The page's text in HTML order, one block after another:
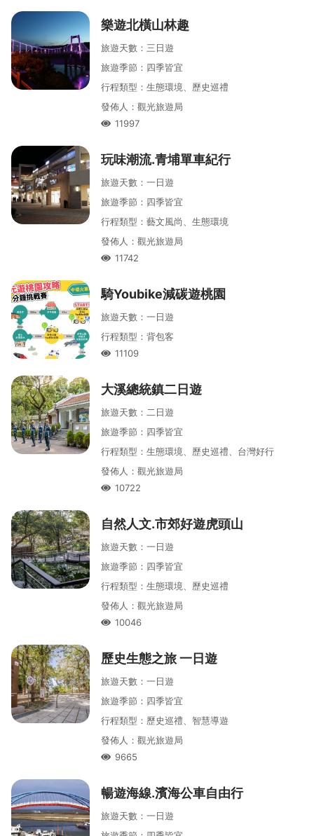
樂遊北橫山林趣
旅遊天數 ： 三日遊
旅遊季節 ： 四季皆宜
行程類型 ： 生態環境、歷史巡禮
發佈人 ： 觀光旅遊局
人氣11997
玩味潮流․青埔單車紀行
旅遊天數 ： 一日遊
旅遊季節 ： 四季皆宜
行程類型 ： 藝文風尚、生態環境
發佈人 ： 觀光旅遊局
人氣11742
騎Youbike減碳遊桃園
旅遊天數 ： 一日遊
行程類型 ： 背包客
人氣11109
大溪總統鎮二日遊
旅遊天數 ： 二 日遊
旅遊季節 ： 四季皆宜
行程類型 ： 生態環境、歷史巡禮、台灣好行
發佈人 ： 觀光旅遊局
人氣10722
自然人文․市郊好遊虎頭山
旅遊天數 ： 一日遊
旅遊季節 ： 四季皆宜
行程類型 ： 生態環境、歷史巡禮
發佈人 ： 觀光旅遊局
人氣10046
歷史生態之旅 一日遊
旅遊天數 ： 一日遊
旅遊季節 ： 四季皆宜
行程類型 ： 歷史巡禮、智慧導遊
發佈人 ： 觀光旅遊局
人氣9665
暢遊海線․濱海公車自由行
旅遊天數 ： 一日遊